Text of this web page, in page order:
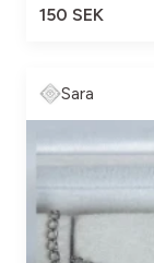
150 SEK
Sara